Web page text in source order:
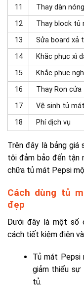
11
Thay dàn nóng
12
Thay block tủ
13
Sửa board xả
14
Khắc phục xì
15
Khắc phục
16
Thay Ron cửa
17
Vệ sinh tủ mát
18
Phí dịch vụ
Trên đây là bảng giá
tôi đảm bảo đến tận
chữa tủ mát Pepsi
Cách dùng tủ
đẹp
Dưới đây là một số
cách tiết kiệm điện
Tủ mát
giảm thiểu
tủ.